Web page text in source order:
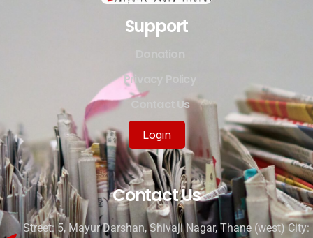
Support
Privacy Policy
Contact Us
Login
Contact Us
Street: 5, Mayur Darshan, Shivaji Nagar, Thane (west) City: